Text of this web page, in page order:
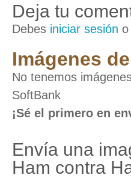
Deja tu
Debes iniciar sesión
Imágenes
No tenemos
SoftBank
¡Sé el primero en
Envía una
Ham contra